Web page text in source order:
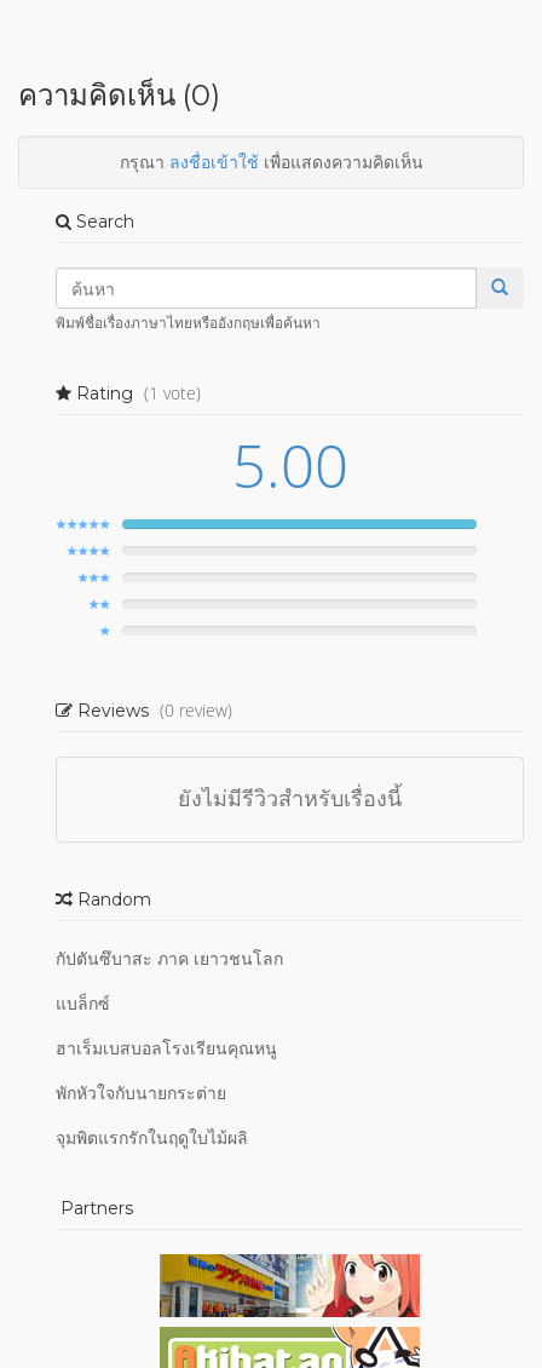
ความคิดเห็น (0)
กรุณา ลงชื่อเข้าใช้เพื่อแสดงความคิดเห็น
Search
พิมพ์ชื่อเรื่องภาษาไทยหรืออังกฤษเพื่อค้นหา
Rating (1 vote)
5.00
Reviews (0 review)
ยังไม่มีรีวิวสำหรับเรื่องนี้
Random
กัปตันซึบาสะ ภาค เยาวชนโลก
แบล็กซ์
ฮาเร็มเบสบอลโรงเรียนคุณหนู
พักหัวใจกับนายกระต่าย
จุมพิตแรกรักในฤดูใบไม้ผลิ
Partners